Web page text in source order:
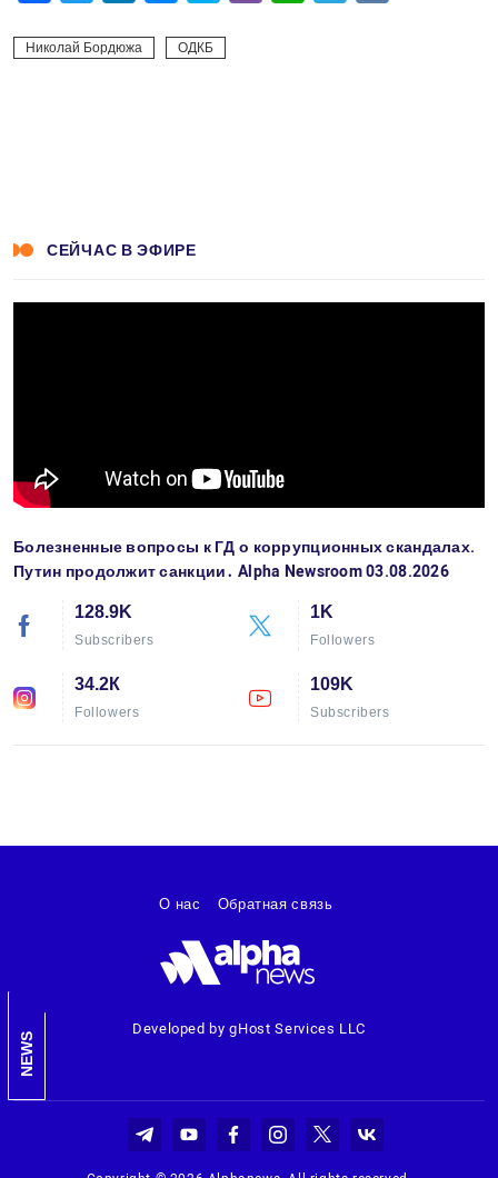
Николай Бордюжа ОДКБ
СЕЙЧАС В ЭФИРЕ
Болезненные вопросы к ГД о коррупционных скандалах.
Путин продолжит санкции․ Alpha Newsroom 03.08.2026
128.9K
Subscribers
1K
Followers
34.2К
Followers
109K
Subscribers
NEWS
Developed by gHost Services LLC
О нас Обратная связь